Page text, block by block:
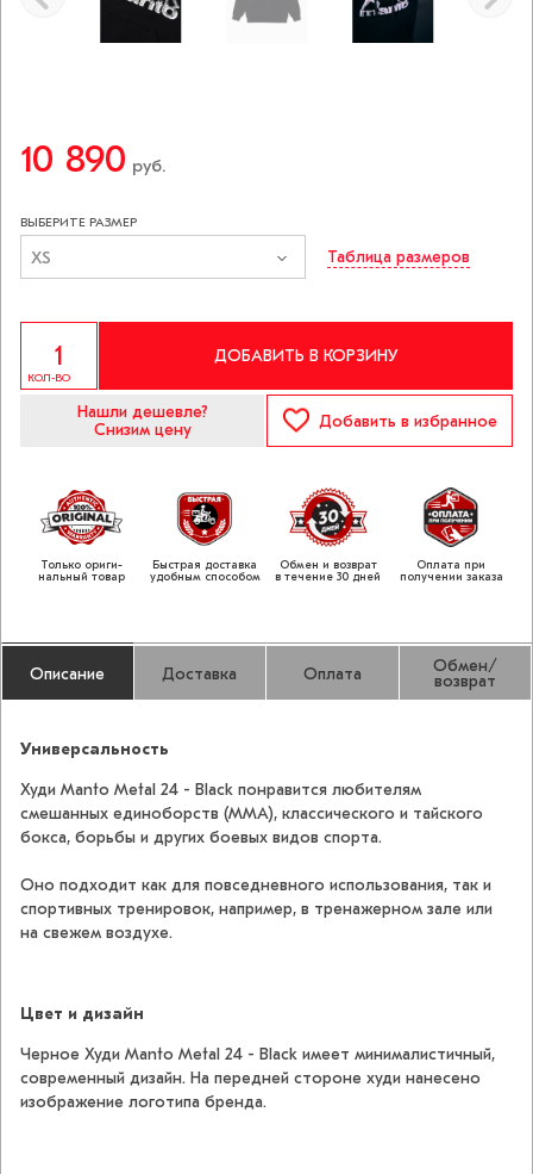
10 890 руб.
ВЫБЕРИТЕ РАЗМЕР
XS Таблица размеров
КОЛ-ВО
ДОБАВИТЬ В КОРЗИНУ
Нашли дешевле?
Снизим цену
Добавить в избранное
Только ориги­
нальный товар
Быстрая доставка
удобным способом
Обмен и возврат
в течение 30 дней
Оплата при
получении заказа
Описание Доставка Оплата Обмен/
возврат
Универсальность
Худи Manto Metal 24 - Black понравится любителям
смешанных единоборств (ММА), классического и тайского
бокса, борьбы и других боевых видов спорта.
Оно подходит как для повседневного использования, так и
спортивных тренировок, например, в тренажерном зале или
на свежем воздухе.
Цвет и дизайн
Черное Худи Manto Metal 24 - Black имеет минималистичный,
современный дизайн. На передней стороне худи нанесено
изображение логотипа бренда.